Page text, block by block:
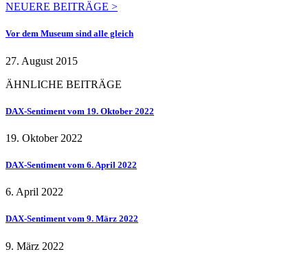
NEUERE BEITRÄGE >
Vor dem Museum sind alle gleich
27. August 2015
ÄHNLICHE BEITRÄGE
DAX-Sentiment vom 19. Oktober 2022
19. Oktober 2022
DAX-Sentiment vom 6. April 2022
6. April 2022
DAX-Sentiment vom 9. März 2022
9. März 2022